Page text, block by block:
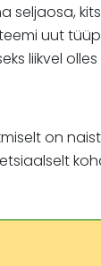
seljaosa,
uut
liikvel
on